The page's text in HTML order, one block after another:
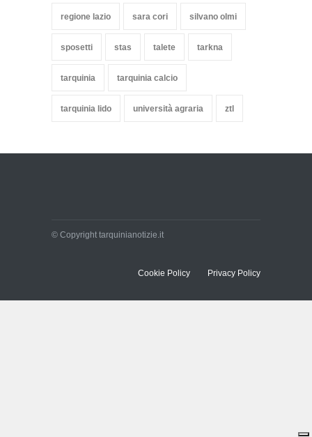
regione lazio sara cori silvano olmi
sposetti stas talete tarkna
tarquinia tarquinia calcio
tarquinia lido università agraria ztl
© Copyright tarquinianotizie.it
Cookie Policy Privacy Policy